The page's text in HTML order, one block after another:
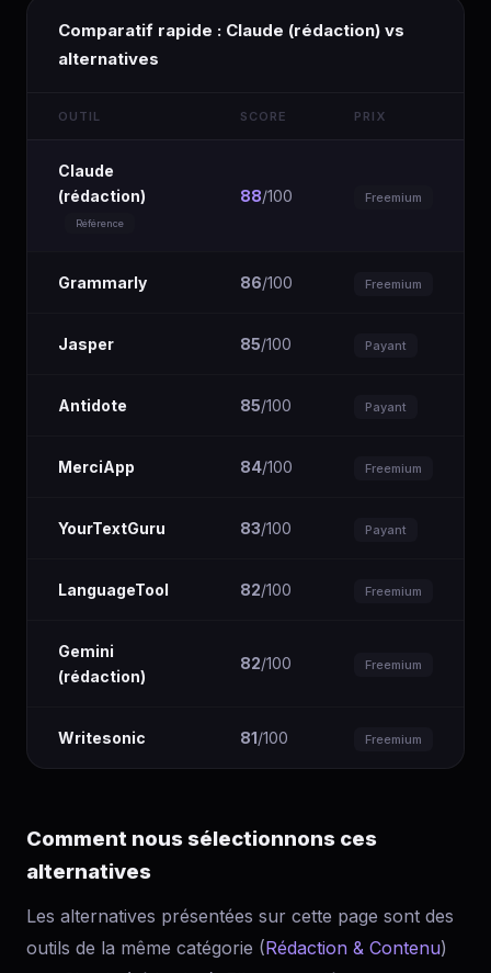
Comparatif rapide : Claude (rédaction) vs
alternatives
OUTIL SCORE PRIX
Claude
(rédaction)
Référence
88/100 Freemium
Grammarly 86/100 Freemium
Jasper 85/100 Payant
Antidote 85/100 Payant
MerciApp 84/100 Freemium
YourTextGuru 83/100 Payant
LanguageTool 82/100 Freemium
Gemini
(rédaction)
82/100 Freemium
Writesonic 81/100 Freemium
Comment nous sélectionnons ces
alternatives
Les alternatives présentées sur cette page sont des
outils de la même catégorie (Rédaction & Contenu)